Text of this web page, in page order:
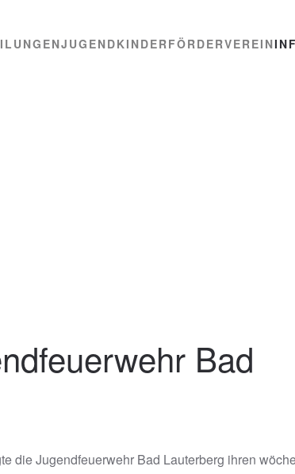
JUGENDKINDERFÖRDERVEREIN
Bad
die Jugendfeuerwehr Bad Lauterberg ihren